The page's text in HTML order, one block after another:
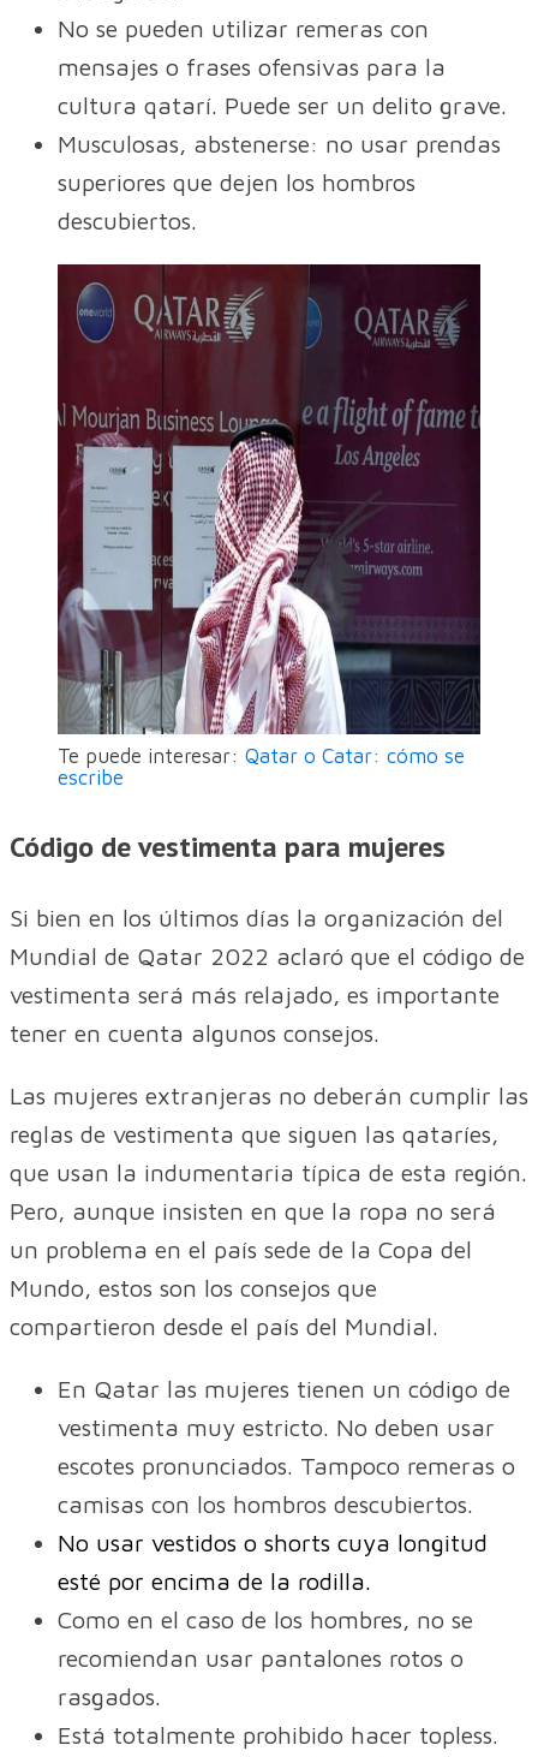
No se pueden utilizar remeras con
mensajes o frases ofensivas para la
cultura qatarí. Puede ser un delito grave.
Musculosas, abstenerse: no usar prendas
superiores que dejen los hombros
descubiertos.
Te puede interesar: Qatar o Catar: cómo se
escribe
Código de vestimenta para mujeres
Si bien en los últimos días la organización del
Mundial de Qatar 2022 aclaró que el código de
vestimenta será más relajado, es importante
tener en cuenta algunos consejos.
Las mujeres extranjeras no deberán cumplir las
reglas de vestimenta que siguen las qataríes,
que usan la indumentaria típica de esta región.
Pero, aunque insisten en que la ropa no será
un problema en el país sede de la Copa del
Mundo, estos son los consejos que
compartieron desde el país del Mundial.
En Qatar las mujeres tienen un código de
vestimenta muy estricto. No deben usar
escotes pronunciados. Tampoco remeras o
camisas con los hombros descubiertos.
No usar vestidos o shorts cuya longitud
esté por encima de la rodilla.
Como en el caso de los hombres, no se
recomiendan usar pantalones rotos o
rasgados.
Está totalmente prohibido hacer topless.